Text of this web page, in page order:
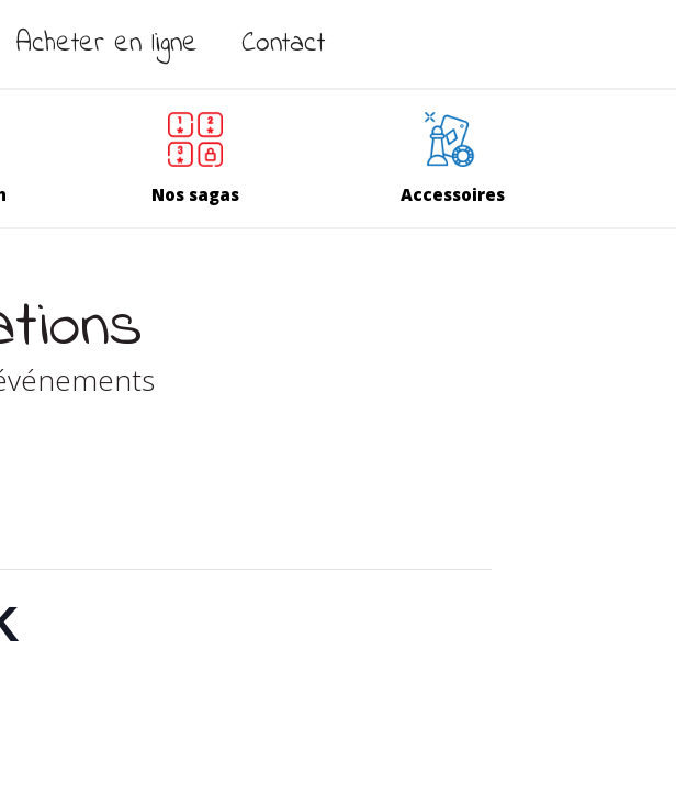
Acheter en ligne Contact
Nos sagas Accessoires